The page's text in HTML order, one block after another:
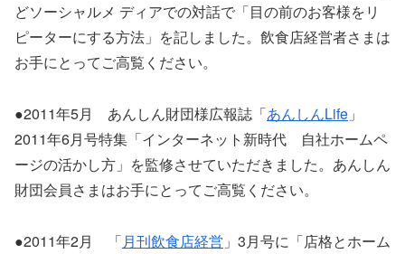
どソーシャルメ ディアでの対話で「目の前のお客様をリ
ピーターにする方法」を記しました。飲食店経営者さまは
お手にとってご高覧ください。
●2011年5月 あんしん財団様広報誌「あんしんLife 」
2011年6月号特集「インターネット新時代 自社ホームペ
ージの活かし方」を監修させていただきました。あんしん
財団会員さまはお手にとってご高覧ください。
●2011年2月 「月刊飲食店経営 」3月号に「店格とホーム